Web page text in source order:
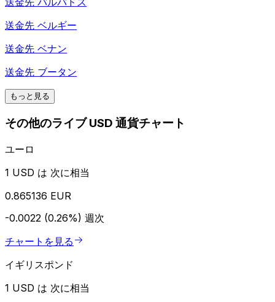
送金先 ベルギー
送金先 ベナン
送金先 ブータン
もっと見る
その他のライブ USD 通貨チャート
ユーロ
1 USD は 次に相当
0.865136 EUR
-0.0022 (0.26%) 週次
チャートを見る
イギリスポンド
1 USD は 次に相当